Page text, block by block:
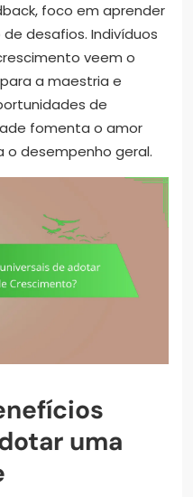
foco em aprender
desafios. Indivíduos
veem o
a maestria e
de
fomenta o amor
o desempenho geral.
uma